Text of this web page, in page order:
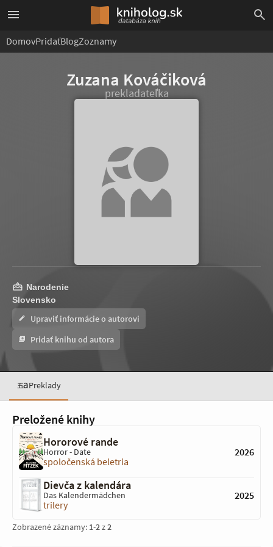
DomovPridaťBlogZoznamy
Zuzana Kováčiková
prekladateľka
Narodenie
Slovensko
Upraviť informácie o autorovi
Pridať knihu od autora
Preklady
Preložené knihy
Hororové rande
Horror - Date
spoločenská beletria
2026
Dievča z kalendára
Das Kalendermädchen
trilery
2025
Zobrazené záznamy: 1-2z2